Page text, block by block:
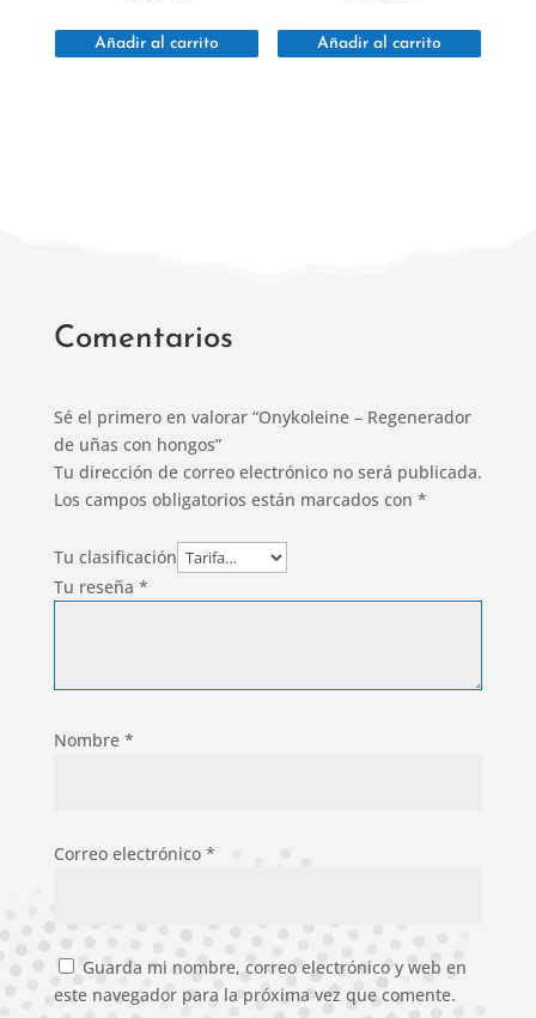
Añadir al carrito Añadir al carrito
Comentarios
Sé el primero en valorar “Onykoleine – Regenerador
de uñas con hongos”
Tu dirección de correo electrónico no será publicada.
Los campos obligatorios están marcados con *
Tu clasificación
Tu reseña *
Nombre *
Correo electrónico *
Guarda mi nombre, correo electrónico y web en
este navegador para la próxima vez que comente.